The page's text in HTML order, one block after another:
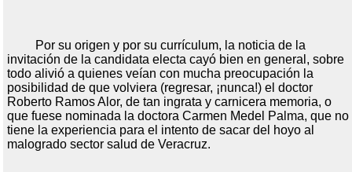
Por su origen y por su currículum, la noticia de la
invitación de la candidata electa cayó bien en general, sobre
todo alivió a quienes veían con mucha preocupación la
posibilidad de que volviera (regresar, ¡nunca!) el doctor
Roberto Ramos Alor, de tan ingrata y carnicera memoria, o
que fuese nominada la doctora Carmen Medel Palma, que no
tiene la experiencia para el intento de sacar del hoyo al
malogrado sector salud de Veracruz.